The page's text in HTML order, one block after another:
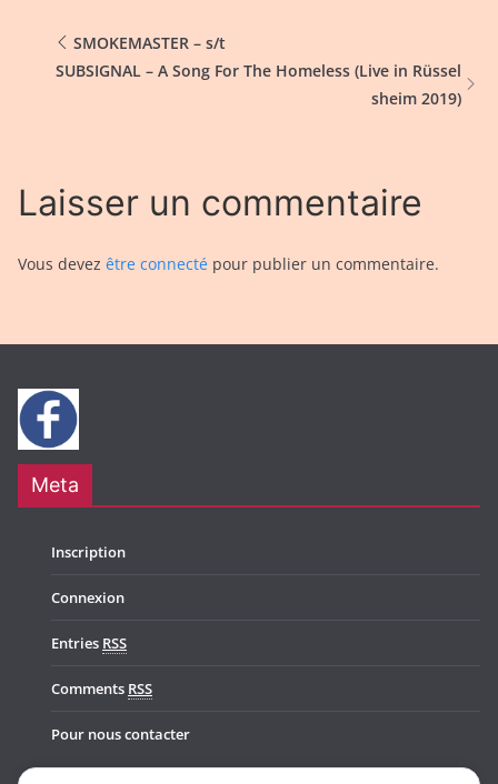
SMOKEMASTER – s/t
SUBSIGNAL – A Song For The Homeless (Live in Rüssel
sheim 2019)
Laisser un commentaire
Vous devez être connecté pour publier un commentaire.
Meta
Inscription
Connexion
Entries RSS
Comments RSS
Pour nous contacter